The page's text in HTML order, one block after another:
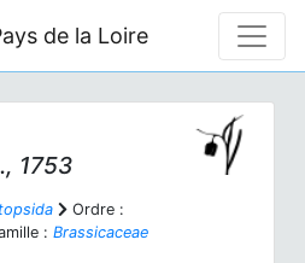
de la Loire
1753
Ordre :
: Brassicaceae